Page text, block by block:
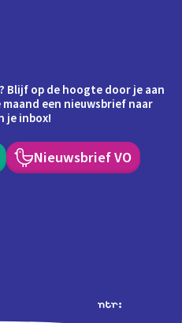
Blijf op de hoogte door je aan
een nieuwsbrief naar
je inbox!
Nieuwsbrief VO